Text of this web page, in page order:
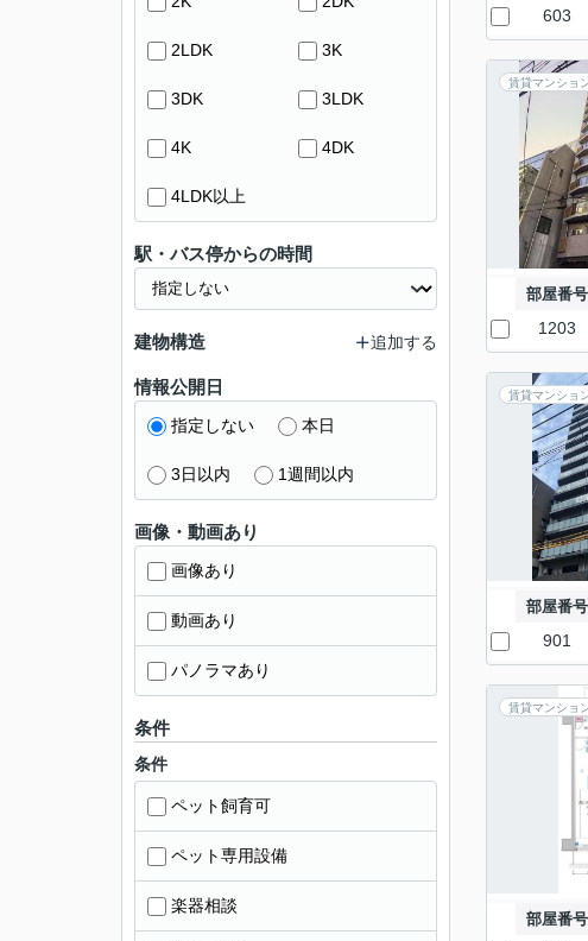
603
賃貸マンショ
部屋番号
1203
賃貸マンショ
部屋番号
901
賃貸マンショ
部屋番号
2LDK 3K
3DK 3LDK
4K 4DK
4LDK以上
駅・バス停からの時間
建物構造 追加する
情報公開日
指定しない 本日
3日以内 1週間以内
画像・動画あり
画像あり
動画あり
パノラマあり
条件
条件
ペット飼育可
ペット専用設備
楽器相談